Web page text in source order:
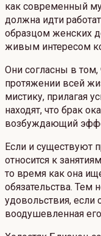
как современный
должна идти
образцом женских
живым интересом ко
Они согласны в том,
протяжении всей
мистику, прилагая
находят, что брак
возбуждающий
Если и существуют
относится к
то время как она
обязательства. Тем
удовольствия, если
воодушевленная